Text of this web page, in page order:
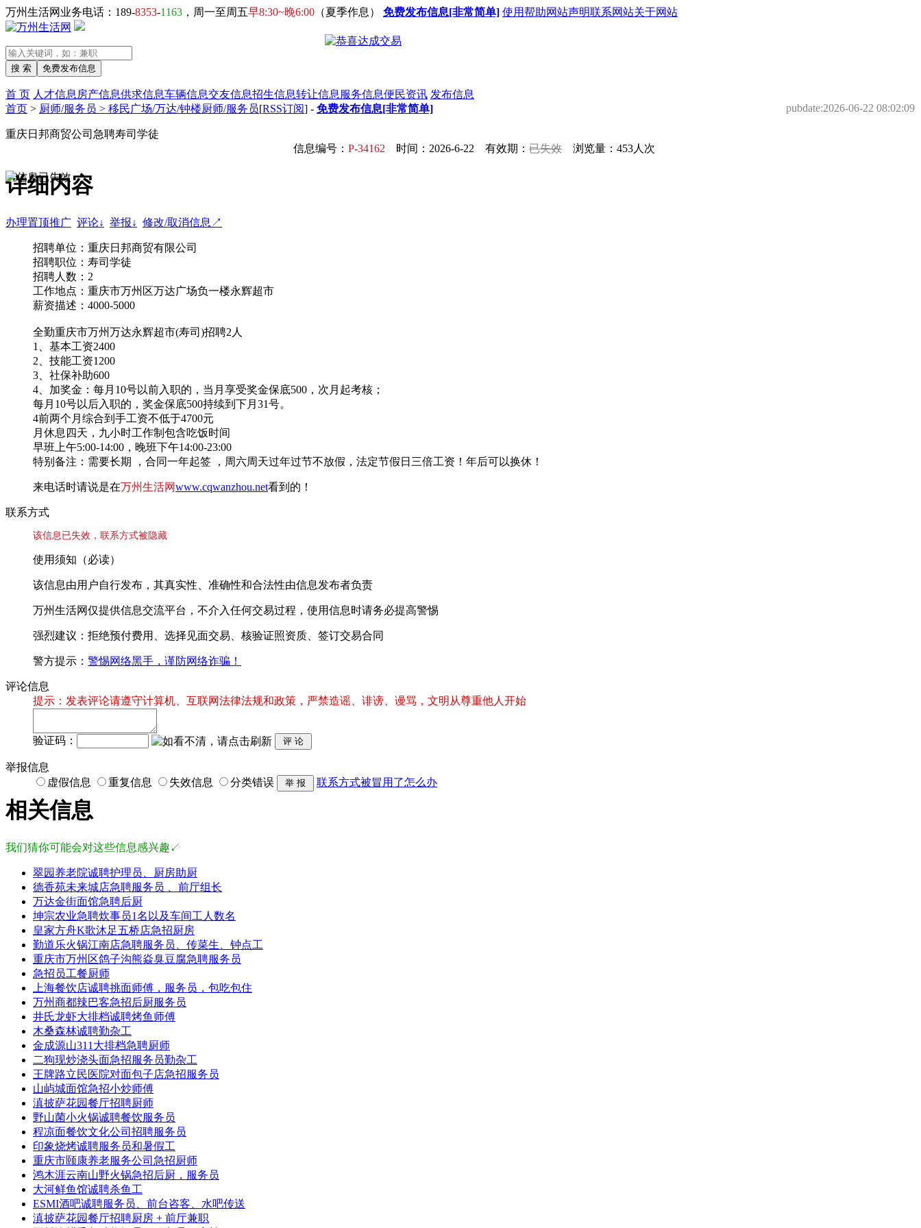
万州生活网业务电话：189-8353-1163 ，周一至周五早8:30~晚6:00 （夏季作息） 免费发布信息[非常简单] 使用帮助网站声明联系网站关于网站
首 页 人才信息 房产信息供求信息车辆信息交友信息招生信息转让信息 服务信息便民资讯 发布信息
首页 > 厨师/服务员 > 移民广场/万达/钟楼厨师/服务员[RSS订阅] - 免费发布信息[非常简单] pubdate:2026-06-22 08:02:09
重庆日邦商贸公司急聘寿司学徒
信息编号： P-34162 时间：2026-6-22 有效期： 已失效 浏览量：453人次
详细内容
办理置顶推广 评论↓ 举报↓ 修改/取消信息↗
招聘单位：重庆日邦商贸有限公司
招聘职位：寿司学徒
招聘人数：2
工作地点：重庆市万州区万达广场负一楼永辉超市
薪资描述：4000-5000
全勤重庆市万州万达永辉超市(寿司)招聘2人
1、基本工资2400
2、技能工资1200
3、社保补助600
4、加奖金：每月10号以前入职的，当月享受奖金保底500，次月起考核；
每月10号以后入职的，奖金保底500持续到下月31号。
4前两个月综合到手工资不低于4700元
月休息四天，九小时工作制包含吃饭时间
早班上午5:00-14:00，晚班下午14:00-23:00
特别备注：需要长期 ，合同一年起签 ，周六周天过年过节不放假，法定节假日三倍工资！年后可以换休！
来电话时请说是在万州生活网www.cqwanzhou.net看到的！
联系方式
该信息已失效，联系方式被隐藏
使用须知（必读）
该信息由用户自行发布，其真实性、准确性和合法性由信息发布者负责
万州生活网仅提供信息交流平台，不介入任何交易过程，使用信息时请务必提高警惕
强烈建议：拒绝预付费用、选择见面交易、核验证照资质、签订交易合同
警方提示： 警惕网络黑手，谨防网络诈骗！
评论信息
提示：发表评论请遵守计算机、互联网法律法规和政策，严禁造谣、诽谤、谩骂，文明从尊重他人开始
验证码：
举报信息
虚假信息
重复信息 失效信息 分类错误 联系方式被冒用了怎么办
相关信息
我们猜你可能会对这些信息感兴趣↙
翠园养老院诚聘护理员、厨房助厨
德香苑未来城店急聘服务员 、前厅组长
万达金街面馆急聘后厨
坤宗农业急聘炊事员1名以及车间工人数名
皇家方舟K歌沐足五桥店急招厨房
勤道乐火锅江南店急聘服务员、传菜生、钟点工
重庆市万州区鸽子沟熊焱臭豆腐急聘服务员
急招员工餐厨师
上海餐饮店诚聘挑面师傅，服务员，包吃包住
万州商都辣巴客急招后厨服务员
井氏龙虾大排档诚聘烤鱼师傅
木桑森林诚聘勤杂工
金成源山311大排档急聘厨师
二狗现炒浇头面急招服务员勤杂工
王牌路立民医院对面包子店急招服务员
山屿城面馆急招小炒师傅
滇披萨花园餐厅招聘厨师
野山菌小火锅诚聘餐饮服务员
程凉面餐饮文化公司招聘服务员
印象烧烤诚聘服务员和暑假工
重庆市颐康养老服务公司急招厨师
鸿木涯云南山野火锅急招后厨，服务员
大河鲜鱼馆诚聘杀鱼工
ESMI酒吧诚聘服务员、前台咨客、水吧传送
滇披萨花园餐厅招聘厨房 + 前厅兼职